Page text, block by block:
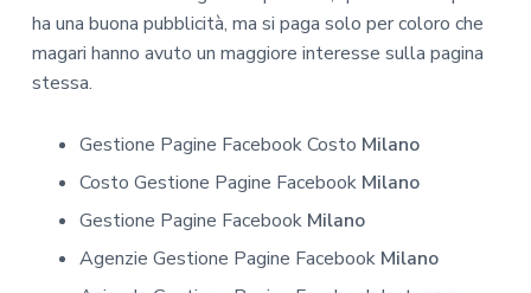
ha una buona pubblicità, ma si paga solo per coloro che
magari hanno avuto un maggiore interesse sulla pagina
stessa.
Gestione Pagine Facebook Costo Milano
Costo Gestione Pagine Facebook Milano
Gestione Pagine Facebook Milano
Agenzie Gestione Pagine Facebook Milano